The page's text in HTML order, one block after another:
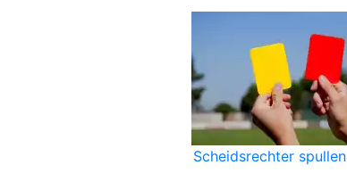
Scheidsrechter spullen